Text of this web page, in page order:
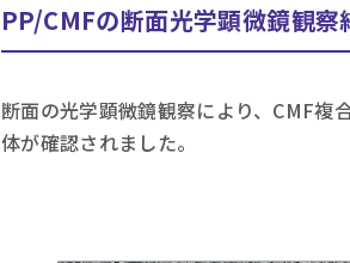
PP/CMFの断面光学顕微鏡観察
断面の光学顕微鏡観察により、CMF複
体が確認されました。